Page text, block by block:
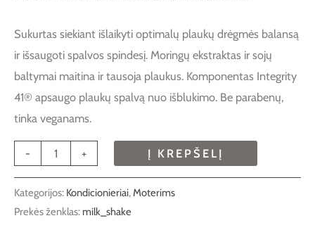
Sukurtas siekiant išlaikyti optimalų plaukų drėgmės balansą
ir išsaugoti spalvos spindesį. Moringų ekstraktas ir sojų
baltymai maitina ir tausoja plaukus. Komponentas Integrity
41® apsaugo plaukų spalvą nuo išblukimo. Be parabenų,
tinka veganams.
- + Į KREPŠELĮ
Kategorijos: Kondicionieriai, Moterims
Prekės ženklas: milk_shake